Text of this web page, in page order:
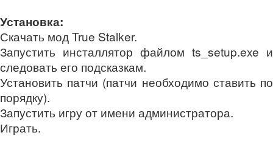
Установка:
Скачать мод True Stalker.
Запустить инсталлятор файлом ts_setup.exe и
следовать его подсказкам.
Установить патчи (патчи необходимо ставить по
порядку).
Запустить игру от имени администратора.
Играть.